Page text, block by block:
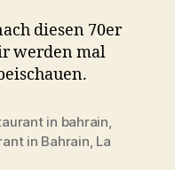
diesen 70er
werden mal
in bahrain,
in Bahrain, La